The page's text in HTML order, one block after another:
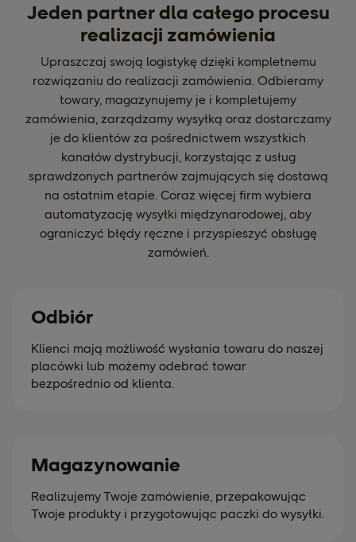
Jeden partner dla całego procesu
realizacji zamówienia
Upraszczaj swoją logistykę dzięki kompletnemu
rozwiązaniu do realizacji zamówienia. Odbieramy
towary, magazynujemy je i kompletujemy
zamówienia, zarządzamy wysyłką oraz dostarczamy
je do klientów za pośrednictwem wszystkich
kanałów dystrybucji, korzystając z usług
sprawdzonych partnerów zajmujących się dostawą
na ostatnim etapie. Coraz więcej firm wybiera
automatyzację wysyłki międzynarodowej, aby
ograniczyć błędy ręczne i przyspieszyć obsługę
zamówień.
Odbiór
Klienci mają możliwość wysłania towaru do naszej
placówki lub możemy odebrać towar
bezpośrednio od klienta.
Magazynowanie
Realizujemy Twoje zamówienie, przepakowując
Twoje produkty i przygotowując paczki do wysyłki.